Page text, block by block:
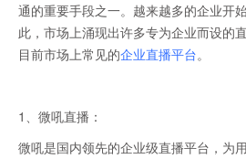
通的重要手段之一。越来越多的企业开
此，市场上涌现出许多专为企业而设的
目前市场上常见的企业直播平台。
1、微吼直播：
微吼是国内领先的企业级直播平台，为